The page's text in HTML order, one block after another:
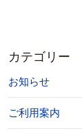
カテゴリー
お知らせ
ご利用案内